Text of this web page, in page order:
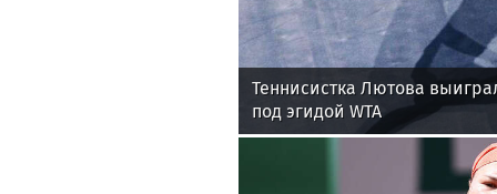
Теннисистка Лютова
под эгидой WTA